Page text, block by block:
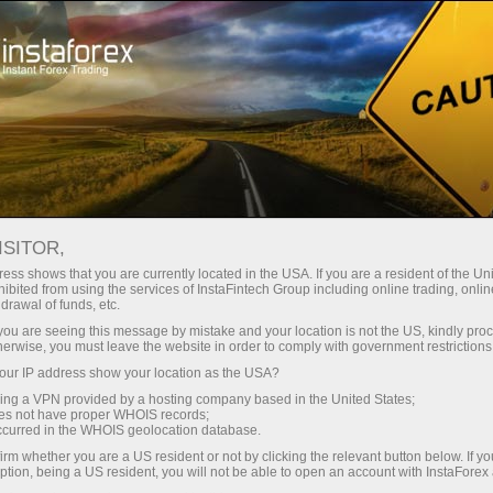
shows that you are currently located in the USA. If you are a resident of the
from using the services of InstaFintech Group including online trading,
of funds, etc.
are seeing this message by mistake and your location is not the US, kindly
you must leave the website in order to comply with government
IP address show your location as the USA?
a VPN provided by a hosting company based in the United States;
not have proper WHOIS records;
in the WHOIS geolocation database.
whether you are a US resident or not by clicking the relevant button below. If
being a US resident, you will not be able to open an account with InstaForex